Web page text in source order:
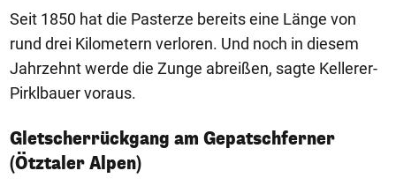
Seit 1850 hat die Pasterze bereits eine Länge von
rund drei Kilometern verloren. Und noch in diesem
Jahrzehnt werde die Zunge abreißen, sagte Kellerer-
Pirklbauer voraus.
Gletscherrückgang am Gepatschferner
(Ötztaler Alpen)